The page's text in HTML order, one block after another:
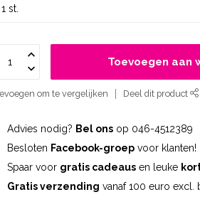
Toevoegen aan
om te vergelijken Deel dit product
Advies nodig? Bel ons op 046-4512389
Besloten Facebook-groep voor klanten!
Spaar voor gratis cadeaus en leuke
Gratis verzending vanaf 100 euro excl.